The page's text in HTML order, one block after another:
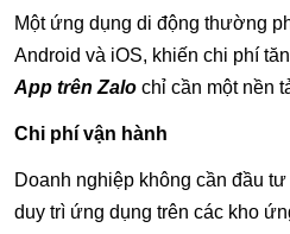
Một ứng dụng di động thường
Android và iOS, khiến chi phí
App trên Zalo chỉ cần một nền
Chi phí vận hành
Doanh nghiệp không cần đầu
duy trì ứng dụng trên các kho